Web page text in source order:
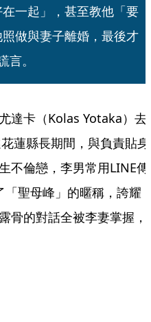
一起」，甚至教他「要
做與妻子離婚，最後才
。
達卡（Kolas Yotaka）去
蓮縣長期間，與負責貼身
不倫戀，李男常用LINE傳
聖母峰」的暱稱，誇耀
骨的對話全被李妻掌握，